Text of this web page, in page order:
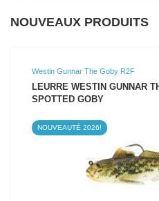
NOUVEAUX PRODUITS
Westin Gunnar The Goby R2F
LEURRE WESTIN GUNNAR
SPOTTED GOBY
NOUVEAUTÉ 2026!